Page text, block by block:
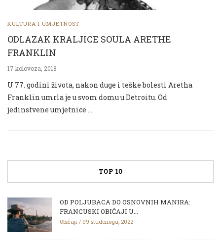
KULTURA I UMJETNOST
ODLAZAK KRALJICE SOULA ARETHE
FRANKLIN
17 kolovoza, 2018
U 77. godini života, nakon duge i teške bolesti Aretha
Franklin umrla je u svom domu u Detroitu. Od
jedinstvene umjetnice …
TOP 10
OD POLJUBACA DO OSNOVNIH MANIRA:
FRANCUSKI OBIČAJI U...
Običaji 09 studenoga, 2022